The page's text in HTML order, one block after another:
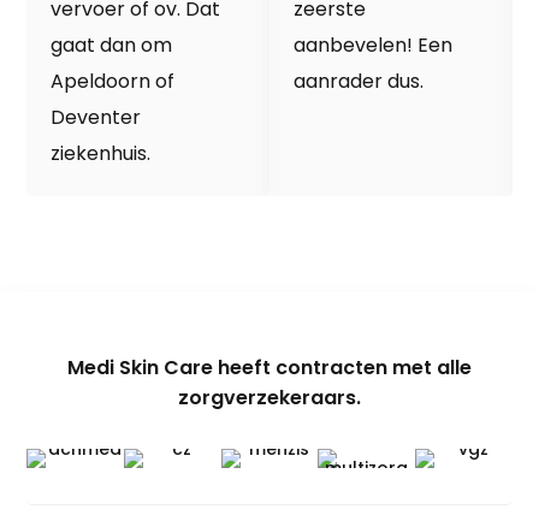
vervoer of ov. Dat
gaat dan om
Apeldoorn of
Deventer
ziekenhuis.
zeerste
aanbevelen! Een
aanrader dus.
Medi Skin Care heeft contracten met alle
zorgverzekeraars.